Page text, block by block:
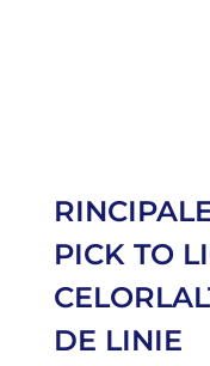
PICK TO
DE LINIE